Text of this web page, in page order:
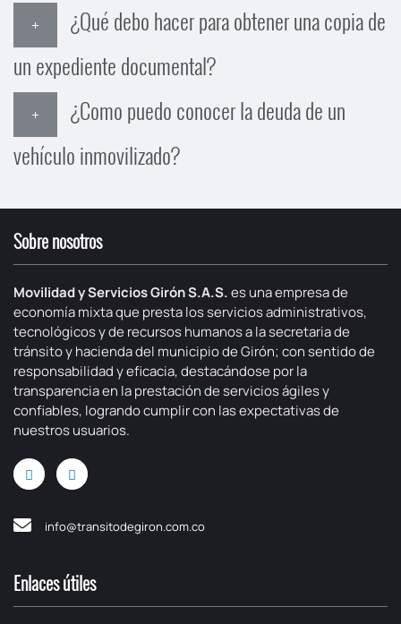
¿Qué debo hacer para obtener una copia de
un expediente documental?
¿Como puedo conocer la deuda de un
vehículo inmovilizado?
Sobre nosotros
Movilidad y Servicios Girón S.A.S.es una empresa de
economía mixta que presta los servicios administrativos,
tecnológicos y de recursos humanos a la secretaria de
tránsito y hacienda del municipio de Girón; con sentido de
responsabilidad y eficacia, destacándose por la
transparencia en la prestación de servicios ágiles y
confiables, logrando cumplir con las expectativas de
nuestros usuarios.
info@transitodegiron.com.co
Enlaces útiles